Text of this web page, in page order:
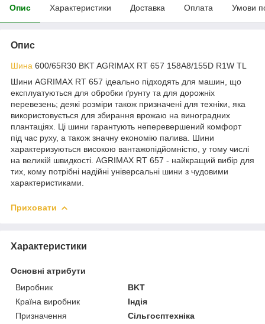
Опис Характеристики Доставка Оплата Умови
Опис
Шина 600/65R30 BKT AGRIMAX RT 657 158A8/155D R1W TL
Шини AGRIMAX RT 657 ідеально підходять для машин, що
експлуатуються для обробки ґрунту та для дорожніх
перевезень; деякі розміри також призначені для техніки, яка
використовується для збирання врожаю на виноградних
плантаціях. Ці шини гарантують неперевершений комфорт
під час руху, а також значну економію палива. Шини
характеризуються високою вантажопідйомністю, у тому числі
на великій швидкості. AGRIMAX RT 657 - найкращий вибір для
тих, кому потрібні надійні універсальні шини з чудовими
характеристиками.
Приховати
Характеристики
Основні атрибути
Виробник
BKT
Країна виробник
Індія
Призначення
Сільгосптехніка